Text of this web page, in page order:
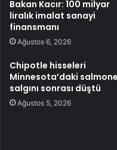
Bakan Kacır: 100 milyar
liralık imalat sanayi
finansmanı
Ağustos 6, 2026
Chipotle hisseleri
Minnesota’daki
salgını sonrası düştü
Ağustos 5, 2026